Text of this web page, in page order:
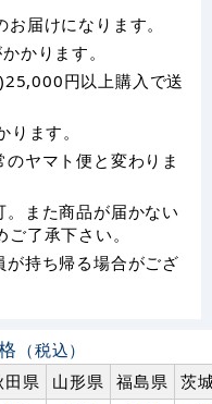
届けになります。
かります。
円以上購入で送
ます。
ヤマト便と変わりま
また商品が届かない
了承下さい。
持ち帰る場合がござ
（税込）
田県 山形県 福島県 茨